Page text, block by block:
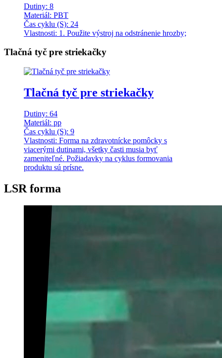
Dutiny: 8
Materiál: PBT
Čas cyklu (S): 24
Vlastnosti: 1. Použite výstroj na odstránenie hrozby;
Tlačná tyč pre striekačky
Tlačná tyč pre striekačky
Dutiny: 64
Materiál: pp
Čas cyklu (S): 9
Vlastnosti: Forma na zdravotnícke pomôcky s
viacerými dutinami, všetky časti musia byť
zameniteľné. Požiadavky na cyklus formovania
produktu sú prísne.
LSR forma